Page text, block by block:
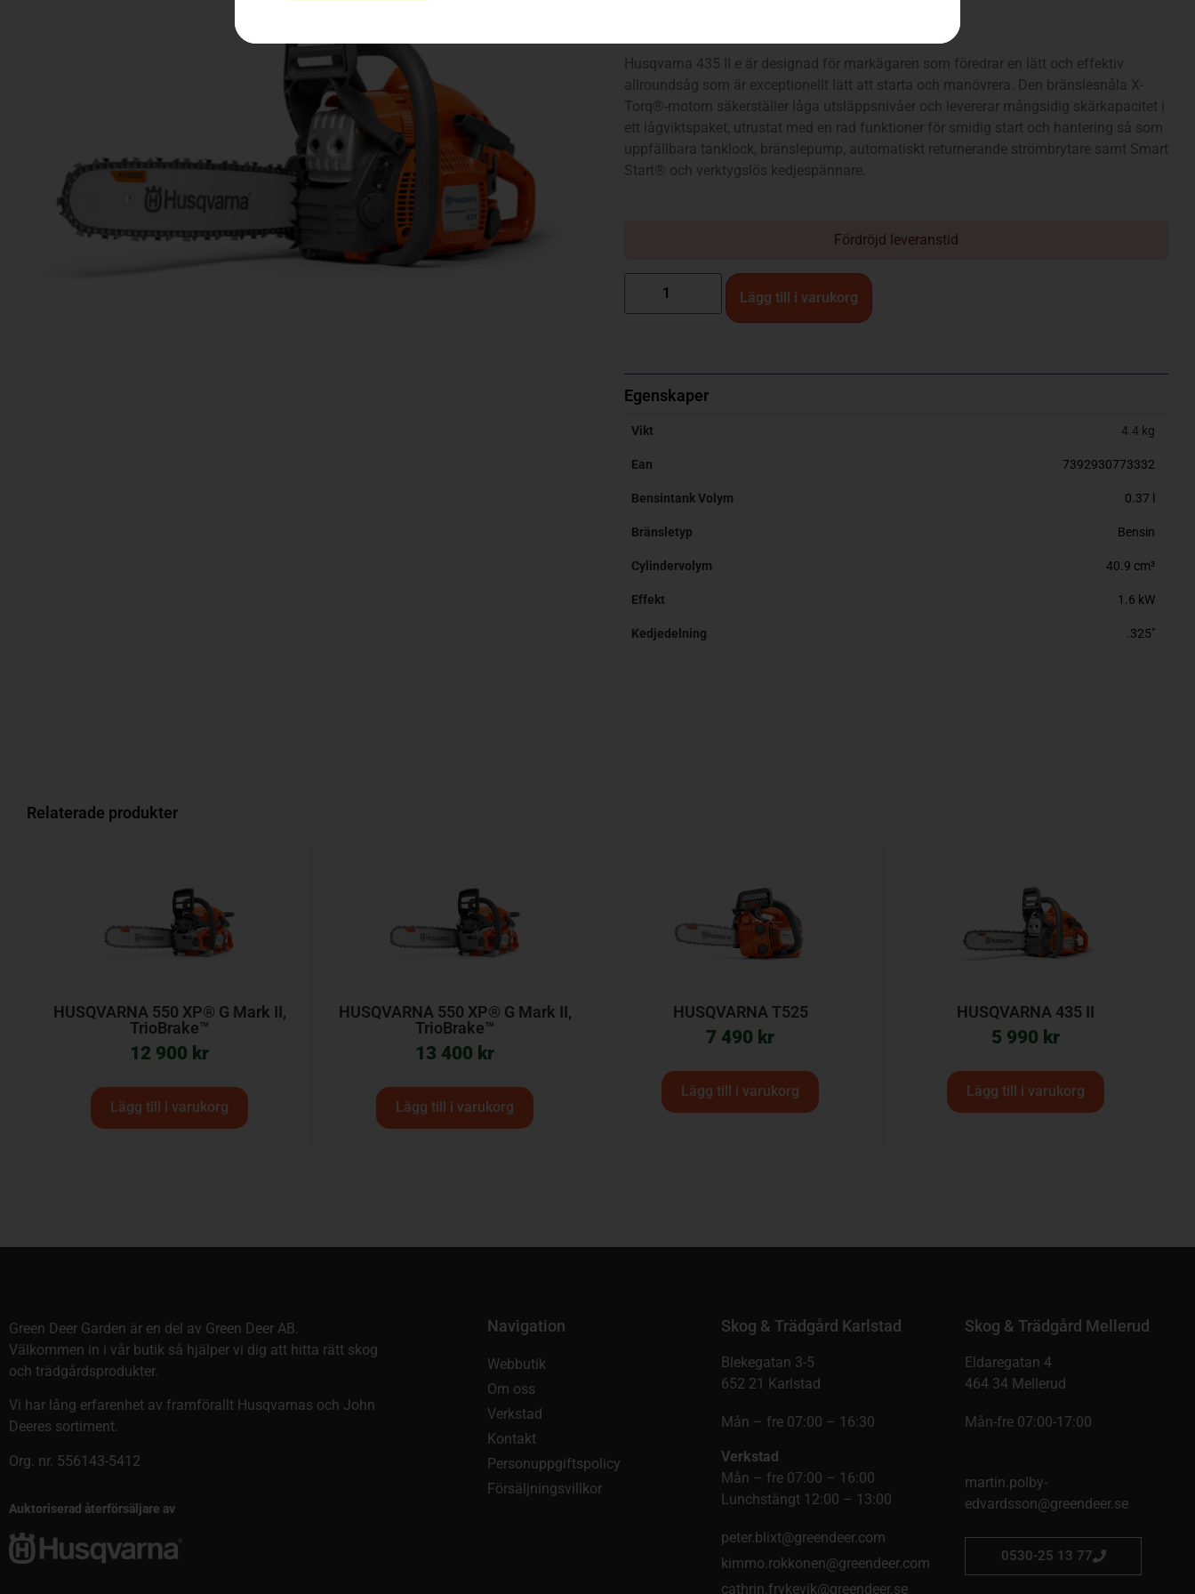
Husqvarna 435 II e är designad för markägaren som föredrar en lätt och effektiv
allroundsåg som är exceptionellt lätt att starta och manövrera. Den bränslesnåla X-
Torq®-motorn säkerställer låga utsläppsnivåer och levererar mångsidig skärkapacitet i
ett lågviktspaket, utrustat med en rad funktioner för smidig start och hantering så som
uppfällbara tanklock, bränslepump, automatiskt returnerande strömbrytare samt Smart
Start® och verktygslös kedjespännare.
Fördröjd leveranstid
Lägg till i varukorg
Egenskaper
Vikt 4.4 kg
Ean 7392930773332
Bensintank Volym 0.37 l
Bränsletyp Bensin
Cylindervolym 40.9 cm³
Effekt 1.6 kW
Kedjedelning .325"
Relaterade produkter
HUSQVARNA 550 XP® G Mark II,
TrioBrake™
12 900 kr
Lägg till i varukorg
HUSQVARNA 550 XP® G Mark II,
TrioBrake™
13 400 kr
Lägg till i varukorg
HUSQVARNA T525
7 490 kr
Lägg till i varukorg
HUSQVARNA 435 II
5 990 kr
Lägg till i varukorg
Green Deer Garden är en del av Green Deer AB.
Välkommen in i vår butik så hjälper vi dig att hitta rätt skog
och trädgårdsprodukter.
Vi har lång erfarenhet av framförallt Husqvarnas och John
Deeres sortiment.
Org. nr. 556143-5412
Auktoriserad återförsäljare av
Navigation
Webbutik
Om oss
Verkstad
Kontakt
Personuppgiftspolicy
Försäljningsvillkor
Skog & Trädgård Karlstad
Blekegatan 3-5
652 21 Karlstad
Mån – fre 07:00 – 16:30
Verkstad
Mån – fre 07:00 – 16:00
Lunchstängt 12:00 – 13:00
peter.blixt@greendeer.com
kimmo.rokkonen@greendeer.com
cathrin.frykevik@greendeer.se
Skog & Trädgård Mellerud
Eldaregatan 4
464 34 Mellerud
Mån-fre 07:00-17:00
martin.polby-
edvardsson@greendeer.se
0530-25 13 77